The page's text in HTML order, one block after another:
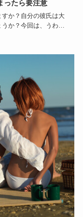
ったら要注意
か？自分の彼氏は大
か？今回は、うわき